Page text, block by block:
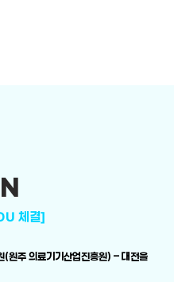
체결]
원주 의료기기산업진흥원) – 대전을